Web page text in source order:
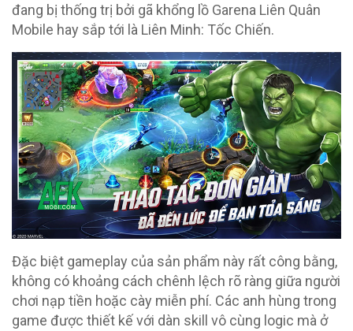
đang bị thống trị bởi gã khổng lồ Garena Liên Quân
Mobile hay sắp tới là Liên Minh: Tốc Chiến.
Đặc biệt gameplay của sản phẩm này rất công bằng,
không có khoảng cách chênh lệch rõ ràng giữa người
chơi nạp tiền hoặc cày miễn phí. Các anh hùng trong
game được thiết kế với dàn skill vô cùng logic mà ở